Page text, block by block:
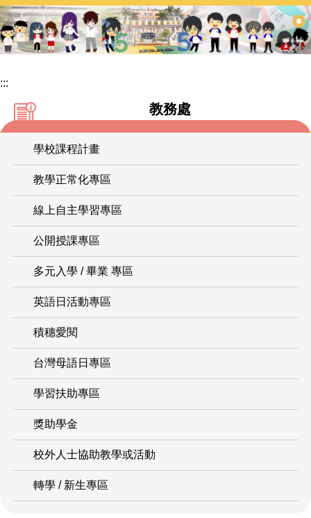
跳
到
主
區
:::
教務處
學校課程計畫
教學正常化專區
線上自主學習專區
公開授課專區
多元入學 / 畢業 專區
英語日活動專區
積穗愛閱
台灣母語日專區
學習扶助專區
獎助學金
校外人士協助教學或活動
轉學 / 新生專區